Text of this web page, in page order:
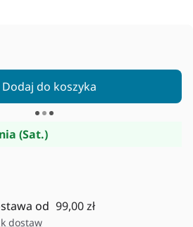
Dodaj do koszyka
(Sat.)
od 99,00 zł
dostaw